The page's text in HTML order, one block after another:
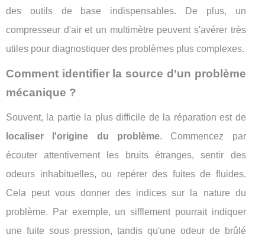
des outils de base indispensables. De plus, un
compresseur d'air et un multimètre peuvent s'avérer très
utiles pour diagnostiquer des problèmes plus complexes.
Comment identifier la source d'un problème
mécanique ?
Souvent, la partie la plus difficile de la réparation est de
localiser l'origine du problème. Commencez par
écouter attentivement les bruits étranges, sentir des
odeurs inhabituelles, ou repérer des fuites de fluides.
Cela peut vous donner des indices sur la nature du
problème. Par exemple, un sifflement pourrait indiquer
une fuite sous pression, tandis qu'une odeur de brûlé